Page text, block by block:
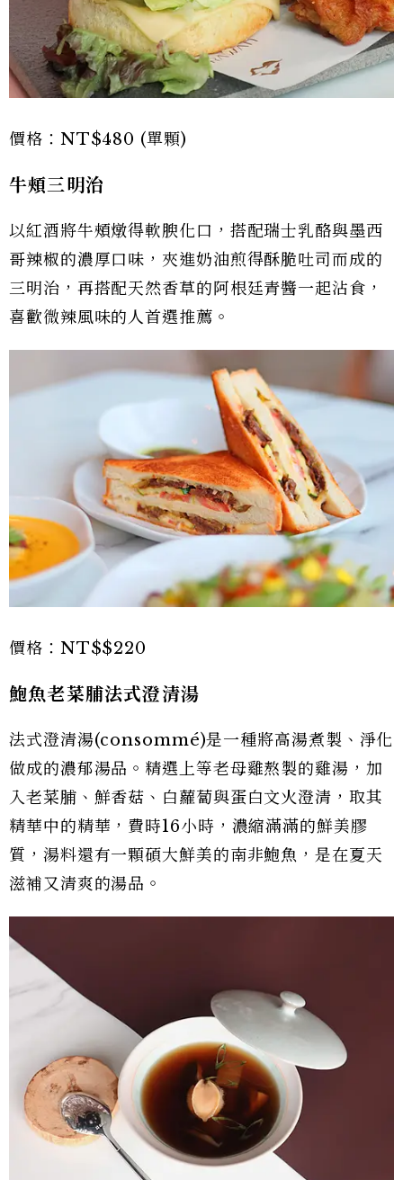
價格：NT$480 (單顆)
牛頰三明治
以紅酒將牛頰燉得軟腴化口，搭配瑞士乳酪與墨西
哥辣椒的濃厚口味，夾進奶油煎得酥脆吐司而成的
三明治，再搭配天然香草的阿根廷青醬一起沾食，
喜歡微辣風味的人首選推薦。
價格：NT$$220
鮑魚老菜脯法式澄清湯
法式澄清湯(consommé)是一種將高湯煮製、淨化
做成的濃郁湯品。精選上等老母雞熬製的雞湯，加
入老菜脯、鮮香菇、白蘿蔔與蛋白文火澄清，取其
精華中的精華，費時16小時，濃縮滿滿的鮮美膠
質，湯料還有一顆碩大鮮美的南非鮑魚，是在夏天
滋補又清爽的湯品。